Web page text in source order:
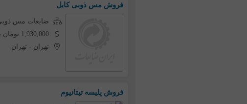
فروش مس ذوبی کابل
ضایعات مس
1,930,000 تومان به ازای هر کیلو
تهران -تهران
فروش پلیسه تیتانیوم